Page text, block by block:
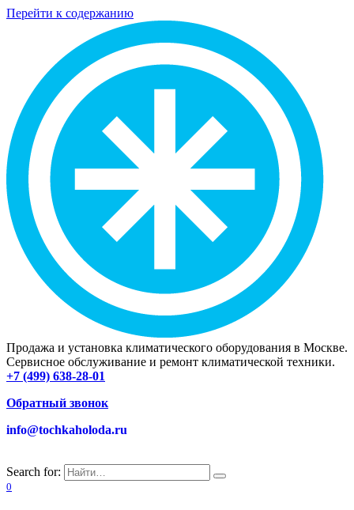
Перейти к содержанию
Продажа и установка климатического оборудования в Москве.
Сервисное обслуживание и ремонт климатической техники.
+7 (499) 638-28-01
Обратный звонок
info@tochkaholoda.ru
Search for:
0